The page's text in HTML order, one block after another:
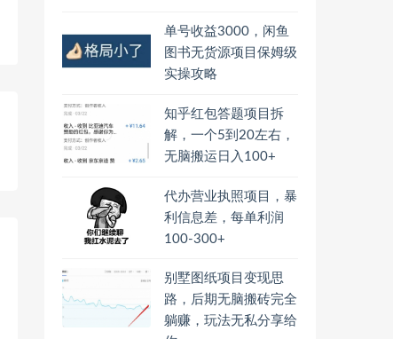
单号收益3000，闲鱼
图书无货源项目保姆级
实操攻略
知乎红包答题项目拆
解，一个5到20左右，
无脑搬运日入100+
代办营业执照项目，暴
利信息差，每单利润
100-300+
别墅图纸项目变现思
路，后期无脑搬砖完全
躺赚，玩法无私分享给